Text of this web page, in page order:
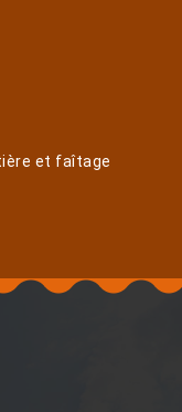
et faîtage